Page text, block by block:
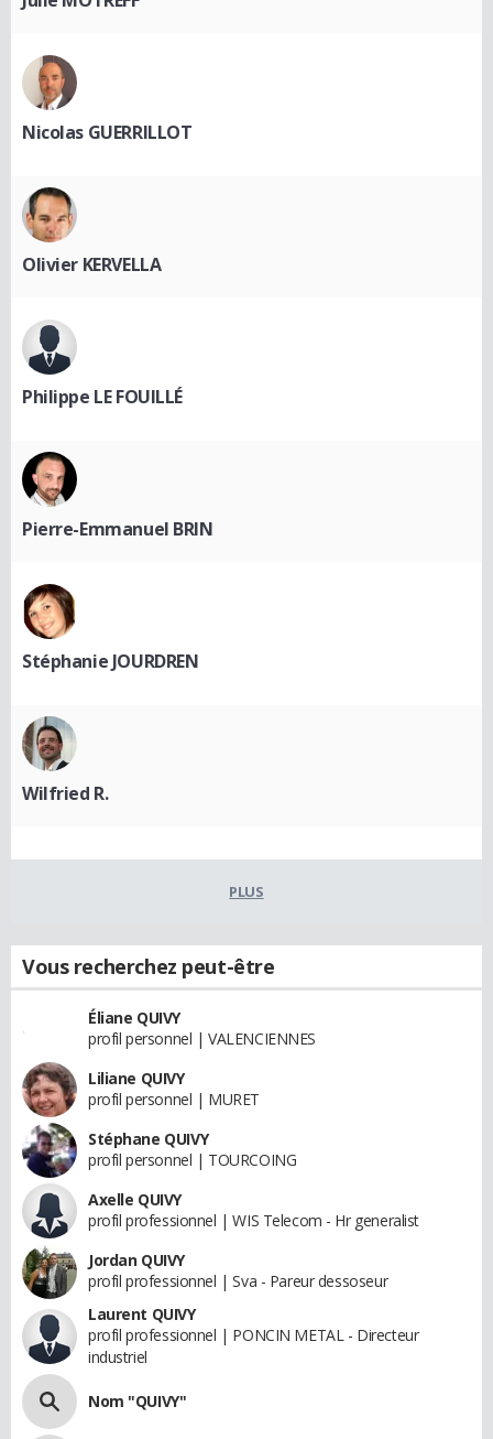
Nicolas GUERRILLOT
Olivier KERVELLA
Philippe LE FOUILLÉ
Pierre-Emmanuel BRIN
Stéphanie JOURDREN
Wilfried R.
PLUS
Vous recherchez peut-être
Éliane QUIVY
profil personnel | VALENCIENNES
Liliane QUIVY
profil personnel | MURET
Stéphane QUIVY
profil personnel | TOURCOING
Axelle QUIVY
profil professionnel | WIS Telecom - Hr generalist
Jordan QUIVY
profil professionnel | Sva - Pareur dessoseur
Laurent QUIVY
profil professionnel | PONCIN METAL - Directeur
industriel
Nom "QUIVY"